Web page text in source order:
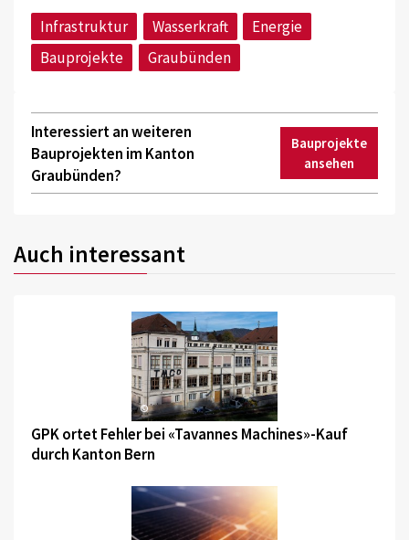
Infrastruktur
Wasserkraft
Energie
Bauprojekte
Graubünden
Interessiert an weiteren
Bauprojekten im Kanton
Graubünden?
Bauprojekte
ansehen
Auch interessant
©
GPK ortet Fehler bei «Tavannes Machines»-Kauf
durch Kanton Bern